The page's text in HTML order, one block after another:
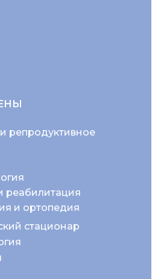
реабилитация
репродуктивное
и ортопедия
стационар